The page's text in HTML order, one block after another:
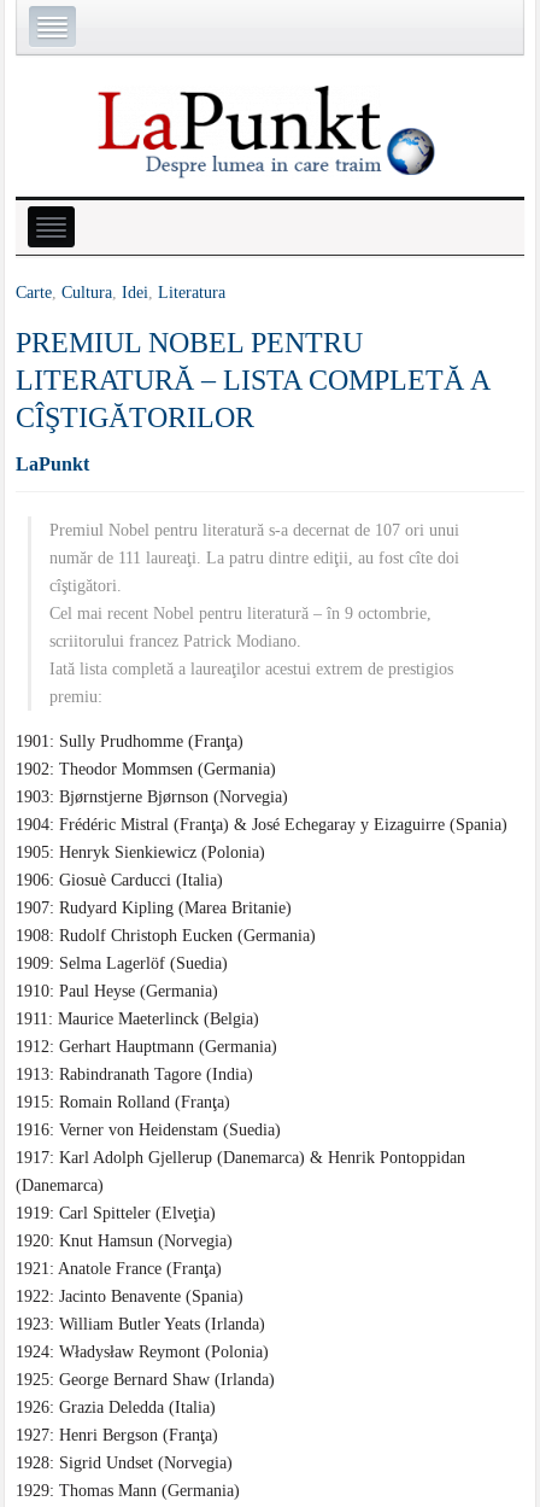
Carte ,Cultura ,Idei ,Literatura
PREMIUL NOBEL PENTRU
LITERATURĂ – LISTA COMPLETĂ A
CÎŞTIGĂTORILOR
LaPunkt
Premiul Nobel pentru literatură s-a decernat de 107 ori unui
număr de 111 laureaţi. La patru dintre ediţii, au fost cîte doi
cîştigători.
Cel mai recent Nobel pentru literatură – în 9 octombrie,
scriitorului francez Patrick Modiano.
Iată lista completă a laureaţilor acestui extrem de prestigios
premiu:
1901: Sully Prudhomme (Franţa)
1902: Theodor Mommsen (Germania)
1903: Bjørnstjerne Bjørnson (Norvegia)
1904: Frédéric Mistral (Franţa) & José Echegaray y Eizaguirre (Spania)
1905: Henryk Sienkiewicz (Polonia)
1906: Giosuè Carducci (Italia)
1907: Rudyard Kipling (Marea Britanie)
1908: Rudolf Christoph Eucken (Germania)
1909: Selma Lagerlöf (Suedia)
1910: Paul Heyse (Germania)
1911: Maurice Maeterlinck (Belgia)
1912: Gerhart Hauptmann (Germania)
1913: Rabindranath Tagore (India)
1915: Romain Rolland (Franţa)
1916: Verner von Heidenstam (Suedia)
1917: Karl Adolph Gjellerup (Danemarca) & Henrik Pontoppidan
(Danemarca)
1919: Carl Spitteler (Elveţia)
1920: Knut Hamsun (Norvegia)
1921: Anatole France (Franţa)
1922: Jacinto Benavente (Spania)
1923: William Butler Yeats (Irlanda)
1924: Władysław Reymont (Polonia)
1925: George Bernard Shaw (Irlanda)
1926: Grazia Deledda (Italia)
1927: Henri Bergson (Franţa)
1928: Sigrid Undset (Norvegia)
1929: Thomas Mann (Germania)